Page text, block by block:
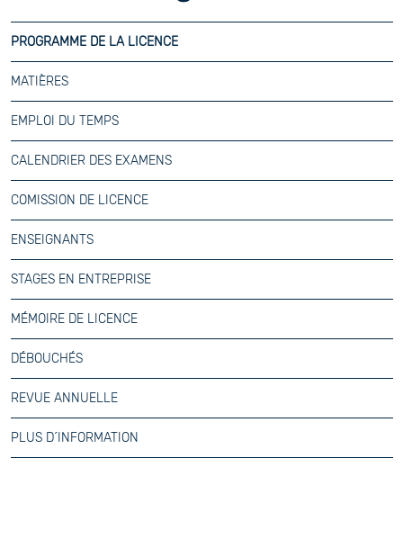
PROGRAMME DE LA LICENCE
MATIÈRES
EMPLOI DU TEMPS
CALENDRIER DES EXAMENS
COMISSION DE LICENCE
ENSEIGNANTS
STAGES EN ENTREPRISE
MÉMOIRE DE LICENCE
DÉBOUCHÉS
REVUE ANNUELLE
PLUS D´INFORMATION